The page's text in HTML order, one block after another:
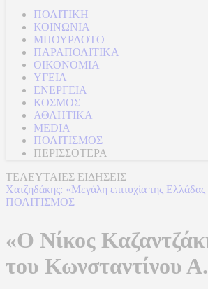
ΠΟΛΙΤΙΚΗ
ΚΟΙΝΩΝΙΑ
ΜΠΟΥΡΛΟΤΟ
ΠΑΡΑΠΟΛΙΤΙΚΑ
ΟΙΚΟΝΟΜΙΑ
ΥΓΕΙΑ
ΕΝΕΡΓΕΙΑ
ΚΟΣΜΟΣ
ΑΘΛΗΤΙΚΑ
MEDIA
ΠΟΛΙΤΙΣΜΟΣ
ΠΕΡΙΣΣΟΤΕΡΑ
ΤΕΛΕΥΤΑΙΕΣ ΕΙΔΗΣΕΙΣ
Χατζηδάκης: «Μεγάλη επιτυχία της Ελλάδας
ΠΟΛΙΤΙΣΜΟΣ
«Ο Νίκος
του Κωνσταντίνου